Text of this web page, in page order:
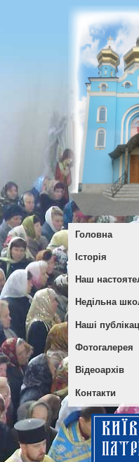
Головна
Історія
Наш
Недільна
Наші
Фотогалерея
Відеоархів
Контакти